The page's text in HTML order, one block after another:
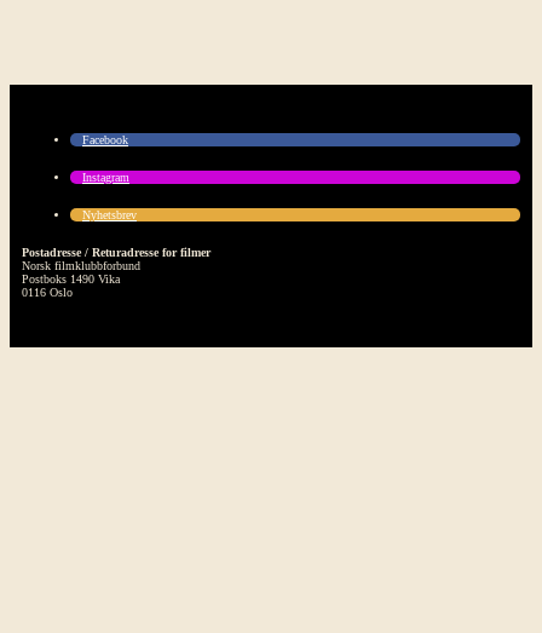
Facebook
Instagram
Nyhetsbrev
Postadresse / Returadresse for filmer
Norsk filmklubbforbund
Postboks 1490 Vika
0116 Oslo